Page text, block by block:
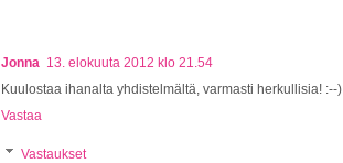
Jonna 13. elokuuta 2012 klo 21.54
Kuulostaa ihanalta yhdistelmältä, varmasti herkullisia! :--)
Vastaa
Vastaukset